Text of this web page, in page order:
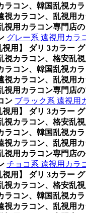
ラコン、韓国乱視カ
視カラコン、乱視用
視用カラコン専門店
グレー系 遠視用カラ
視用】 ダリ 3カラー
視カラコン、格安乱
ラコン、韓国乱視カ
視カラコン、乱視用
視用カラコン専門店
ン ブラック系 遠視用
視用】 ダリ 3カラー
視カラコン、格安乱
ラコン、韓国乱視カ
視カラコン、乱視用
視用カラコン専門店
チョコ系 遠視用カラ
視用】 ダリ 3カラー
視カラコン、格安乱
ラコン、韓国乱視カ
視カラコン、乱視用